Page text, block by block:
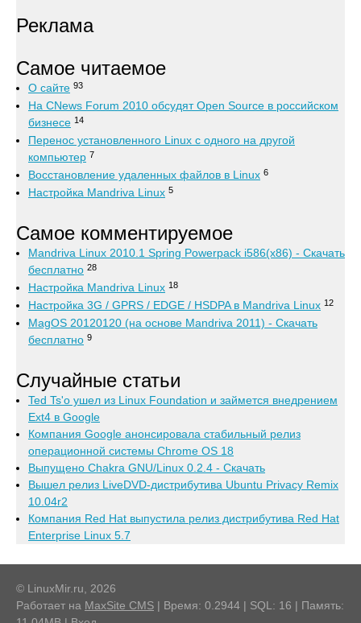
Реклама
Самое читаемое
О сайте 93
На CNews Forum 2010 обсудят Open Source в российском
бизнесе 14
Перенос установленного Linux с одного на другой
компьютер 7
Восстановление удаленных файлов в Linux 6
Настройка Mandriva Linux 5
Самое комментируемое
Mandriva Linux 2010.1 Spring Powerpack i586(x86) - Скачать
бесплатно 28
Настройка Mandriva Linux 18
Настройка 3G / GPRS / EDGE / HSDPA в Mandriva Linux 12
MagOS 20120120 (на основе Mandriva 2011) - Скачать
бесплатно 9
Случайные статьи
Ted Ts'o ушел из Linux Foundation и займется внедрением
Ext4 в Google
Компания Google анонсировала стабильный релиз
операционной системы Chrome OS 18
Выпущено Chakra GNU/Linux 0.2.4 - Скачать
Вышел релиз LiveDVD-дистрибутива Ubuntu Privacy Remix
10.04r2
Компания Red Hat выпустила релиз дистрибутива Red Hat
Enterprise Linux 5.7
© LinuxMir.ru, 2026
Работает на MaxSite CMS | Время: 0.2944 | SQL: 16 | Память: